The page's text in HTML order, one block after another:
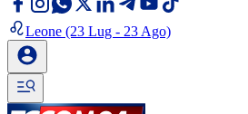
Leone (23 Lug - 23 Ago)